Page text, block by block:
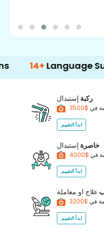
Language Support
ركبة إستبدال
في
ابدأ التقييم
خاصرة إستبدال
في
ابدأ التقييم
علاج او معاملة
في
ابدأ التقييم